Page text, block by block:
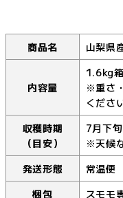
商品名 山梨県
内容量
1.6kg
※重さ
くださ
収穫時期
（目安）
7月下
※天候
発送形態
常温便
梱包
スモモ